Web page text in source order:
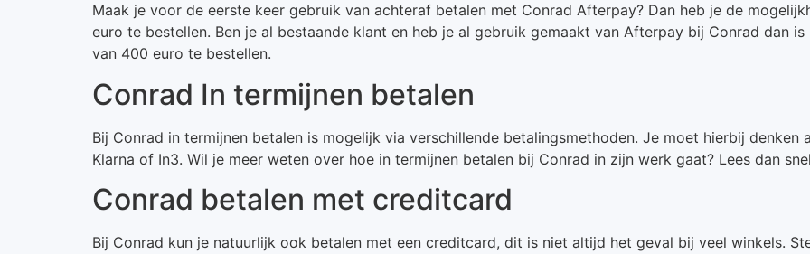
Maak je voor de eerste keer gebruik van achteraf betalen met Conrad Afterpay? Dan heb je de
euro te bestellen. Ben je al bestaande klant en heb je al gebruik gemaakt van Afterpay bij Conrad dan
van 400 euro te bestellen.
Conrad In termijnen betalen
Bij Conrad in termijnen betalen is mogelijk via verschillende betalingsmethoden. Je moet hierbij denken
Klarna of In3. Wil je meer weten over hoe in termijnen betalen bij Conrad in zijn werk gaat? Lees dan
Conrad betalen met creditcard
Bij Conrad kun je natuurlijk ook betalen met een creditcard, dit is niet altijd het geval bij veel winkels.